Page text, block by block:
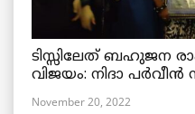
ടിസ്സിലേത് ബഹുജന
വിജയം: നിദാ
November 20, 2022